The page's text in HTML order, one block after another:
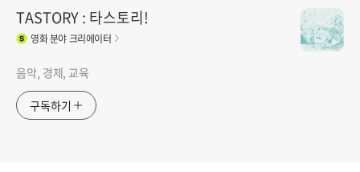
TASTORY : 타스토리!
영화분야 크리에이터
음악, 경제, 교육
구독하기